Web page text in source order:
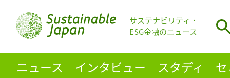
サステナビリティ・
ESG金融のニュース
ニュース インタビュー スタディ